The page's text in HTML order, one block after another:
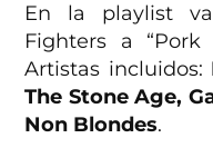
En la playlist
Fighters a “Pork
Artistas incluidos:
The Stone Age,
Non Blondes.